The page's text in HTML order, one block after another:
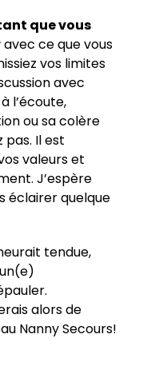
que vous
avec ce que vous
vos limites
avec
l’écoute,
ou sa colère
pas. Il est
valeurs et
J’espère
éclairer quelque
tendue,
alors de
Nanny Secours!